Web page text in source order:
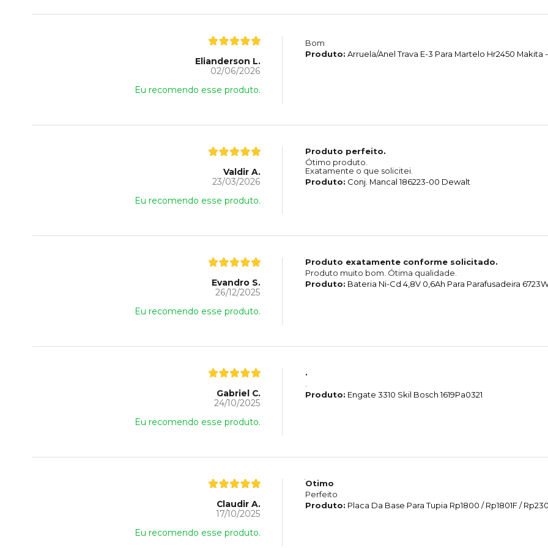
Elianderson L.
02/06/2026
Eu recomendo esse produto.
Bom
Produto: Arruela/Anel Trava E-3 Para Martelo Hr2450 Makita -
Valdir A.
23/03/2026
Eu recomendo esse produto.
Produto perfeito.
Ótimo produto.
Exatamente o que solicitei.
Produto: Conj. Mancal 186223-00 Dewalt
Evandro S.
26/12/2025
Eu recomendo esse produto.
Produto exatamente conforme solicitado.
Produto muito bom. Ótima qualidade.
Produto: Bateria Ni-Cd 4,8V 0,6Ah Para Parafusadeira
Gabriel C.
24/10/2025
Eu recomendo esse produto.
.
Produto: Engate 3310 Skil Bosch 1619Pa0321
Claudir A.
17/10/2025
Eu recomendo esse produto.
Otimo
Perfeito
Produto: Placa Da Base Para Tupia Rp1800 / Rp1801F /